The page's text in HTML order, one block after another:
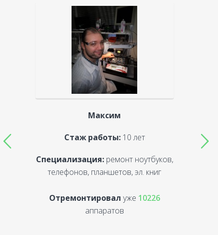
Максим
Стаж работы:10 лет
Специализация:ремонт ноутбуков,
телефонов, планшетов, эл. книг
Отремонтировал уже 10226
аппаратов